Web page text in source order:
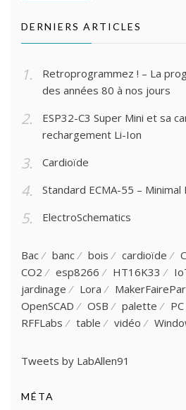
DERNIERS ARTICLES
Retroprogrammez ! – La
des années 80 à nos jours
ESP32-C3 Super Mini et sa
rechargement Li-Ion
Cardioïde
Standard ECMA-55 – Minimal
ElectroSchematics
Bac banc bois cardioïde
CO2
esp8266 HT16K33
jardinage
Lora
OpenSCAD
OSB palette PC
RFFLabs
table vidéo
Tweets by LabAllen91
MÉTA